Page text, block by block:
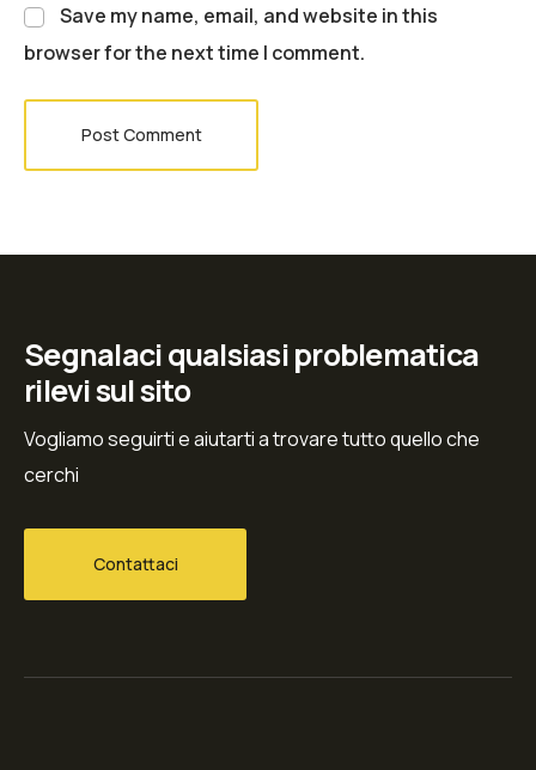
Save my name, email, and website in this
browser for the next time I comment.
Post Comment
Segnalaci qualsiasi problematica
rilevi sul sito
Vogliamo seguirti e aiutarti a trovare tutto quello che
cerchi
Contattaci